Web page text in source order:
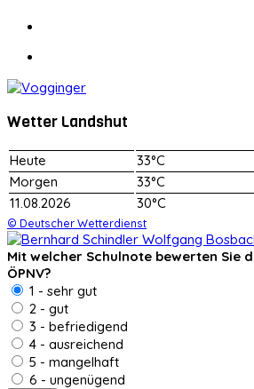
Wetter Landshut
Heute
33°C
Morgen
33°C
11.08.2026
30°C
© Deutscher Wetterdienst
Mit welcher Schulnote bewerten Sie
ÖPNV?
1 - sehr gut
2 - gut
3 - befriedigend
4 - ausreichend
5 - mangelhaft
6 - ungenügend